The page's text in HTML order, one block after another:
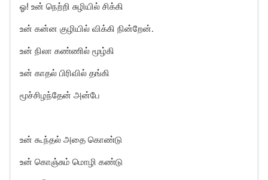
ஓ! உன் நெற்றி சுழியில் சிக்கி
உன் கன்ன குழியில் விக்கி நின்றேன்.
உன் நிலா கண்ணில் மூழ்கி
உன் காதல் பிரிவில் தங்கி
மூச்சிழந்தேன் அன்பே
உன் கூந்தல் அதை கொண்டு
உன் கொஞ்சும் மொழி கண்டு